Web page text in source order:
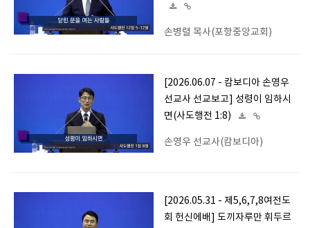
손병렬 목사(포항중앙교회)
[2026.06.07 - 캄보디아 손영우
선교사 선교보고] 성령이 임하시
면(사도행전 1:8)
손영우 선교사(캄보디아)
[2026.05.31 - 제5,6,7,8여전도
회 헌신에배] 도끼자루만 휘두르